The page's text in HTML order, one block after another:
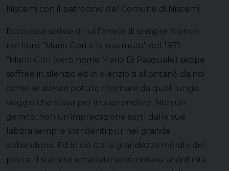
Niscemi con il patrocinio del Comune di Niscemi.
Ecco cosa scrisse di lui l’amico di sempre Blanco
nel libro “Mario Gori e la sua musa” del 1971:
“Mario Gori (vero nome Mario Di Pasquale) seppe
soffrire in silenzio ed in silenzio si allontanò da noi
come se avesse potuto ritornare da quel lungo
viaggio che stava per intraprendere. Non un
gemito, non un’imprecazione sortì dalle sue
labbra sempre sorridenti pur nel grande
abbandono. Ed in ciò sta la grandezza morale del
poeta. Il suo viso emaciato se denotava un’infinita